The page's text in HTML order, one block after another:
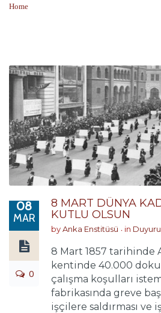
Home
08
MAR
0
8 MART DÜNYA
KUTLU OLSUN
byAnka Enstitüsü in
8 Mart 1857 tarihinde
kentinde 40.000
çalışma koşulları
fabrikasında greve
işçilere saldırması ve